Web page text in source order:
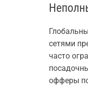
сетями
часто
офферы